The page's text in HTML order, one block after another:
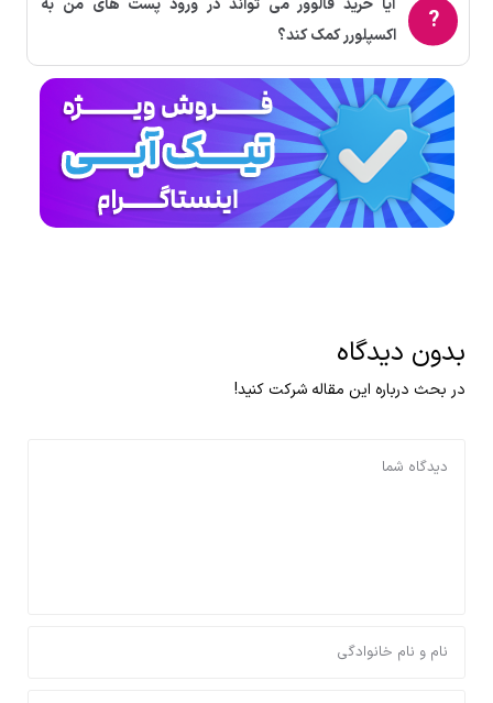
آیا خرید فالوور می تواند در ورود پست های من به
اکسپلورر کمک کند؟
بدون دیدگاه
در بحث درباره این مقاله شرکت کنید!